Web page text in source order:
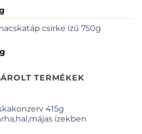
csirke ízű 750g
TERMÉKEK
415g
ízekben